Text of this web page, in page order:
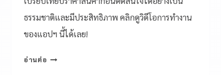
ธรรมชาติและมีประสิทธิภาพ คลิกดูวิดีโอการทำงาน
ของแอปฯ นี้ได้เลย!
อ่านต่อ